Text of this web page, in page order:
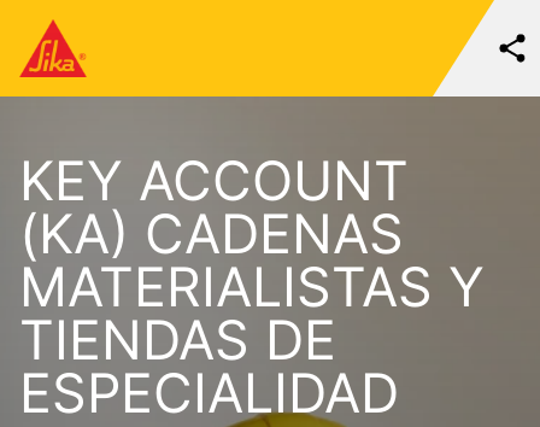
KEY ACCOUNT
(KA) CADENAS
MATERIALISTAS Y
TIENDAS DE
ESPECIALIDAD